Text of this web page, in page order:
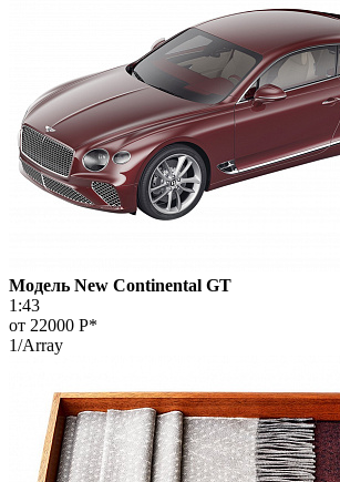
Модель New Continental GT
1:43
от 22000 Р*
1/Array